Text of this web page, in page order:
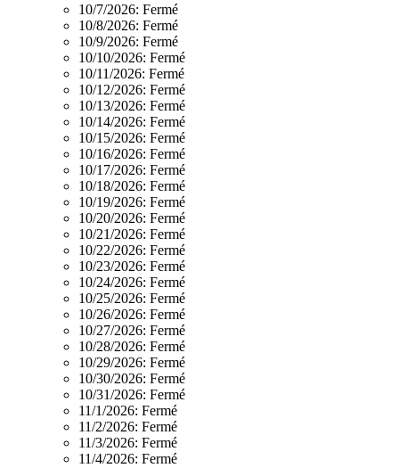
10/7/2026: Fermé
10/8/2026: Fermé
10/9/2026: Fermé
10/10/2026: Fermé
10/11/2026: Fermé
10/12/2026: Fermé
10/13/2026: Fermé
10/14/2026: Fermé
10/15/2026: Fermé
10/16/2026: Fermé
10/17/2026: Fermé
10/18/2026: Fermé
10/19/2026: Fermé
10/20/2026: Fermé
10/21/2026: Fermé
10/22/2026: Fermé
10/23/2026: Fermé
10/24/2026: Fermé
10/25/2026: Fermé
10/26/2026: Fermé
10/27/2026: Fermé
10/28/2026: Fermé
10/29/2026: Fermé
10/30/2026: Fermé
10/31/2026: Fermé
11/1/2026: Fermé
11/2/2026: Fermé
11/3/2026: Fermé
11/4/2026: Fermé